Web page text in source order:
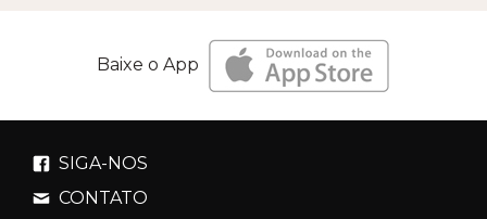
Baixe o App
SIGA-NOS
CONTATO